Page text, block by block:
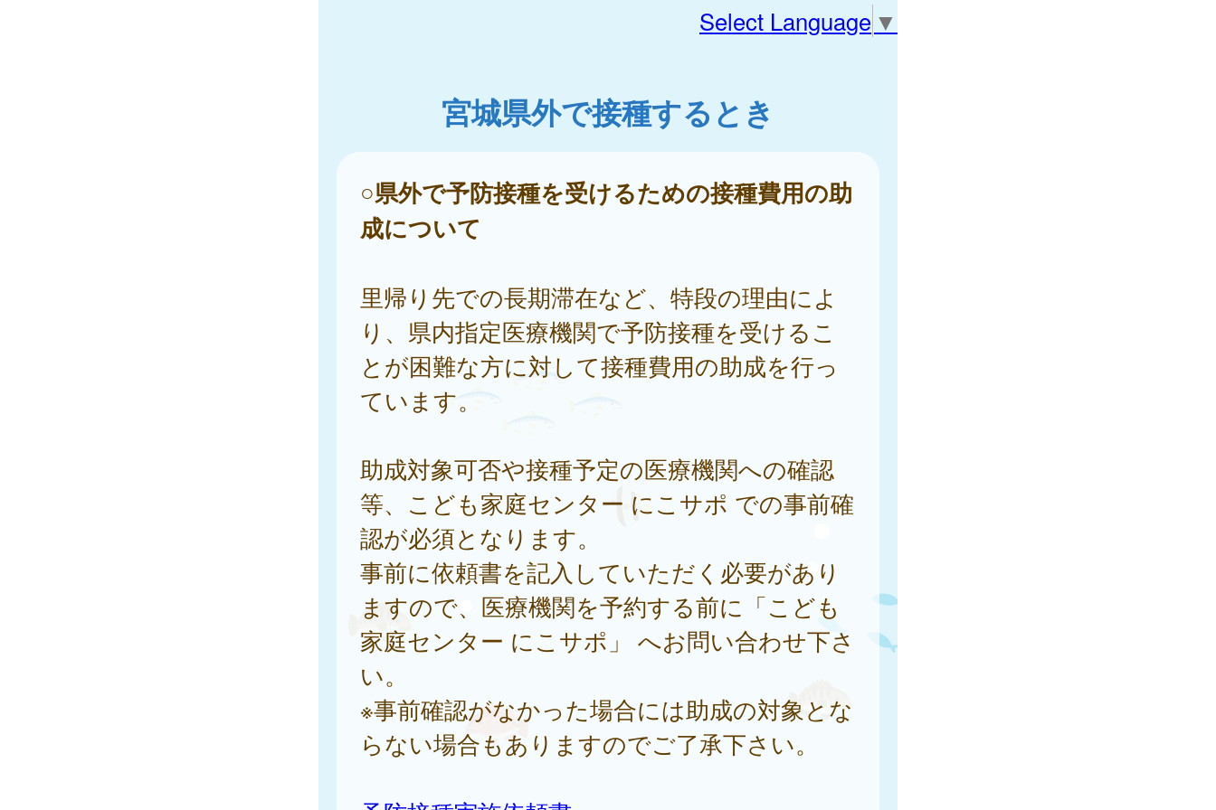
Select Language ▼
宮城県外で接種するとき
○県外で予防接種を受けるための接種費用の助
成について
里帰り先での長期滞在など、特段の理由によ
り、県内指定医療機関で予防接種を受けるこ
とが困難な方に対して接種費用の助成を行っ
ています。
助成対象可否や接種予定の医療機関への確認
等、こども家庭センター にこサポ での事前確
認が必須となります。
事前に依頼書を記入していただく必要があり
ますので、医療機関を予約する前に「こども
家庭センター にこサポ」 へお問い合わせ下さ
い。
※事前確認がなかった場合には助成の対象とな
らない場合もありますのでご了承下さい。